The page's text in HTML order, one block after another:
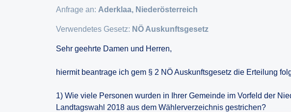
Anfrage an: Aderklaa, Niederösterreich
Verwendetes Gesetz: NÖ Auskunftsgesetz
Sehr geehrte Damen und Herren,
hiermit beantrage ich gem § 2 NÖ Auskunftsgesetz die Erteilung
1) Wie viele Personen wurden in Ihrer Gemeinde im Vorfeld der
Landtagswahl 2018 aus dem Wählerverzeichnis gestrichen?